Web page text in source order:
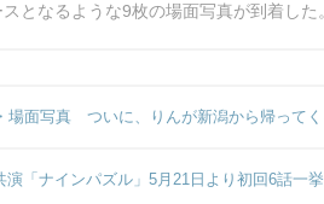
となるような9枚の場面写真が到着した。
場面写真 ついに、りんが新潟から帰って
演「ナインパズル」5月21日より初回6話一